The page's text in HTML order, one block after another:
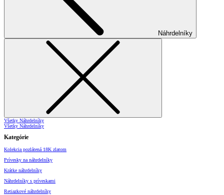
Náhrdelníky
Všetky Náhrdelníky
Všetky Náhrdelníky
Kategórie
Kolekcia pozlátená 18K zlatom
Prívesky na náhrdelníky
Krátke náhrdelníky
Náhrdelníky s príveskami
Retiazkové náhrdelníky